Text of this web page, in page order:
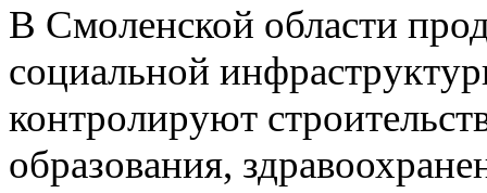
В Смоленской области
социальной
контролируют
образования,